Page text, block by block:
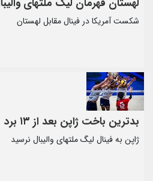
لهستان قهرمان لیگ ملتهای
شکست آمریکا در فینال مقابل لهستان
بدترین باخت ژاپن بعد از ۱۳ برد
ژاپن به فینال لیگ ملتهای والیبال نرسید